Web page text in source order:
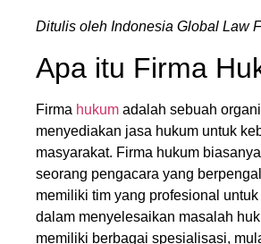
Ditulis oleh Indonesia Global Law
Apa itu Firma
Firma hukum adalah sebuah
menyediakan jasa hukum untuk
masyarakat. Firma hukum
seorang pengacara yang
memiliki tim yang profesional
dalam menyelesaikan masalah
memiliki berbagai spesialisasi,